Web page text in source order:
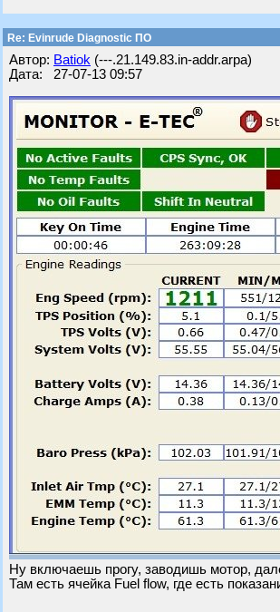
Re: Evinrude Diagnostic ПО
Автор: Batiok (---.21.149.83.in-addr.arpa)
Дата: 27-07-13 09:57
Ну включаешь прогу, заводишь мотор,
Там есть ячейка Fuel flow, где есть